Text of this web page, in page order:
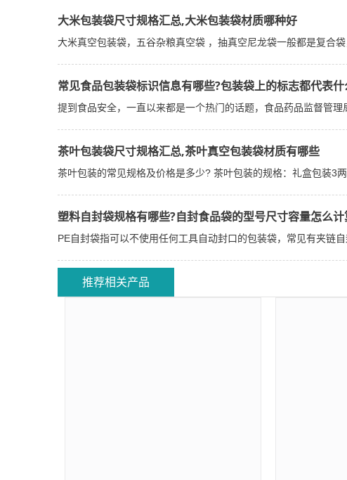
大米包装袋尺寸规格汇总,大米包装袋材质哪种好
大米真空包装袋，五谷杂粮真空袋 ，抽真空尼龙袋一般都是复合
常见食品包装袋标识信息有哪些?包装袋上的标志都代表什
提到食品安全，一直以来都是一个热门的话题，食品药品监督管
茶叶包装袋尺寸规格汇总,茶叶真空包装袋材质有哪些
茶叶包装的常见规格及价格是多少? 茶叶包装的规格：礼盒包装3
塑料自封袋规格有哪些?自封食品袋的型号尺寸容量怎么计
PE自封袋指可以不使用任何工具自动封口的包装袋，常见有夹链
推荐相关产品